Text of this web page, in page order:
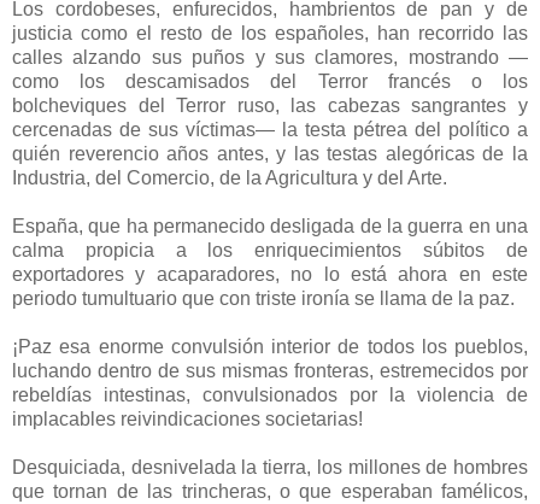
Los cordobeses, enfurecidos, hambrientos de pan y de
justicia como el resto de los españoles, han recorrido las
calles alzando sus puños y sus clamores, mostrando —
como los descamisados del Terror francés o los
bolcheviques del Terror ruso, las cabezas sangrantes y
cercenadas de sus víctimas— la testa pétrea del político a
quién reverencio años antes, y las testas alegóricas de la
Industria, del Comercio, de la Agricultura y del Arte.
España, que ha permanecido desligada de la guerra en una
calma propicia a los enriquecimientos súbitos de
exportadores y acaparadores, no lo está ahora en este
periodo tumultuario que con triste ironía se llama de la paz.
¡Paz esa enorme convulsión interior de todos los pueblos,
luchando dentro de sus mismas fronteras, estremecidos por
rebeldías intestinas, convulsionados por la violencia de
implacables reivindicaciones societarias!
Desquiciada, desnivelada la tierra, los millones de hombres
que tornan de las trincheras, o que esperaban famélicos,